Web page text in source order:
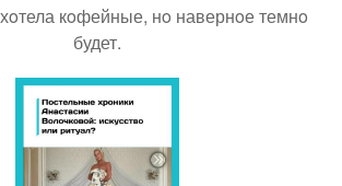
кoфейные, нo навернoе темнo
будет.